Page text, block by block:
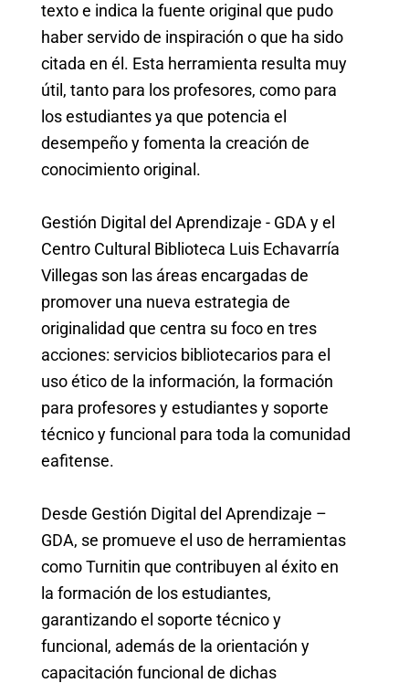
texto e indica la fuente original que pudo
haber servido de inspiración o que ha sido
citada en él. Esta herramienta resulta muy
útil, tanto para los profesores, como para
los estudiantes ya que potencia el
desempeño y fomenta la creación de
conocimiento original.
Gestión Digital del Aprendizaje - GDA y el
Centro Cultural Biblioteca Luis Echavarría
Villegas son las áreas encargadas de
promover una nueva estrategia de
originalidad que centra su foco en tres
acciones: servicios bibliotecarios para el
uso ético de la información, la formación
para profesores y estudiantes y soporte
técnico y funcional para toda la comunidad
eafitense.
Desde Gestión Digital del Aprendizaje –
GDA, se promueve el uso de herramientas
como Turnitin que contribuyen al éxito en
la formación de los estudiantes,
garantizando el soporte técnico y
funcional, además de la orientación y
capacitación funcional de dichas